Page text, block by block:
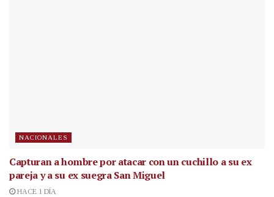
NACIONALES
Capturan a hombre por atacar con un cuchillo a su ex
pareja y a su ex suegra San Miguel
HACE 1 DÍA